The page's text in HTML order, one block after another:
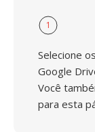
1
Selecione
Google
Você
para esta